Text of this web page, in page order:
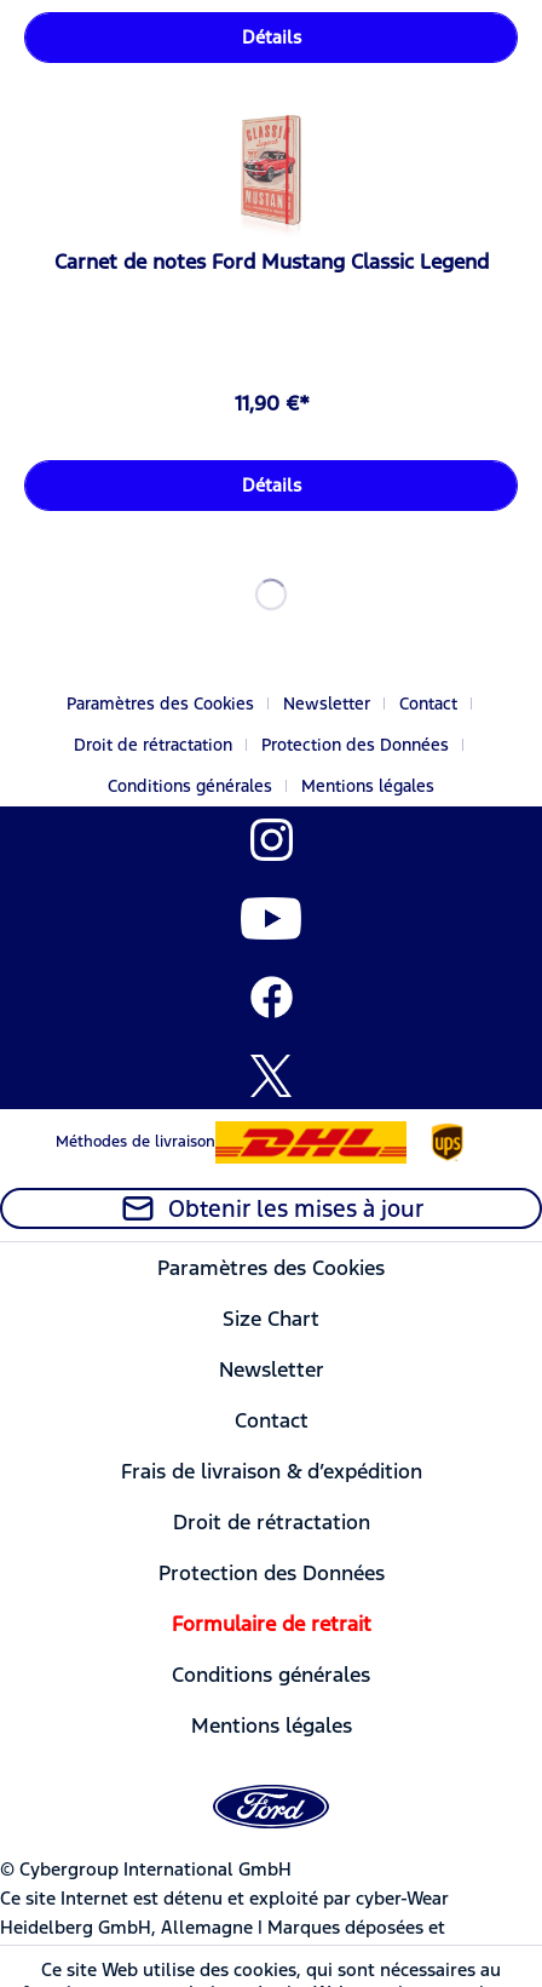
Détails
Carnet de notes Ford Mustang Classic Legend
11,90 €*
Détails
Paramètres des Cookies Newsletter
Contact
Droit de rétractation
Protection des Données
Conditions générales
Mentions légales
Méthodes de livraison
Obtenir les mises à jour
Paramètres des Cookies
Size Chart
Newsletter
Contact
Frais de livraison & d’expédition
Droit de rétractation
Protection des Données
Formulaire de retrait
Conditions générales
Mentions légales
© Cybergroup International GmbH
Ce site Internet est détenu et exploité par cyber-Wear
Heidelberg GmbH, Allemagne | Marques déposées et
Ce site Web utilise des cookies, qui sont nécessaires au